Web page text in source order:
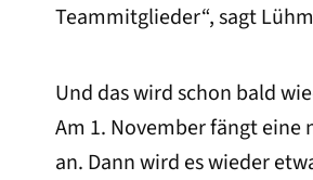
Teammitglieder“, sagt
Und das wird schon bald
Am 1. November fängt eine
an. Dann wird es wieder